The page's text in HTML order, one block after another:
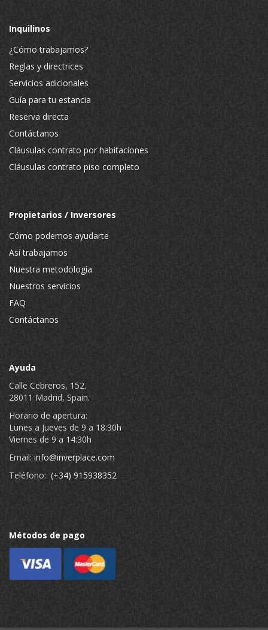
Inquilinos
¿Cómo trabajamos?
Reglas y directrices
Servicios adicionales
Guía para tu estancia
Reserva directa
Contáctanos
Cláusulas contrato por habitaciones
Cláusulas contrato piso completo
Propietarios / Inversores
Cómo podemos ayudarte
Así trabajamos
Nuestra metodología
Nuestros servicios
FAQ
Contáctanos
Ayuda
Calle Cebreros, 152.
28011 Madrid, Spain.
Horario de apertura:
Lunes a Jueves de 9 a 18:30h
Viernes de 9 a 14:30h
Email: info@inverplace.com
Teléfono: (+34) 915938352
Métodos de pago